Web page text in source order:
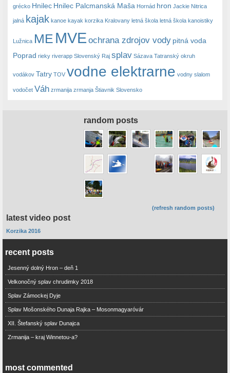
grécko Hnilec Hnilec Palcmanská Maša Hornád hron Jackie Nitrica
jalná kajak kanoe kayak korzika Kralovany letná škola letná škola kanoistiky
Lužnica ME MVE ochrana zdrojov vody pitná voda
Poprad rieky riverapp Slovenský Raj splav Sázava Tatranský okruh
vodákov Tatry TOV vodne elektrarne vodny slalom
vodočet Váh zrmanija zrmanja Štiavnik Slovensko
random posts
(refresh random posts)
latest video post
Korzika 2016
recent posts
Jesenný dolný Hron – deň 1
Velkonočný splav chrudimky 2018
Splav Zámockej Dyje
Splav Mošonského Dunaja Rajka – Mosonmagyaróvár
XII. Štefanský splav Dunajca
Zrmanija – kraj Winnetou-a?
most commented